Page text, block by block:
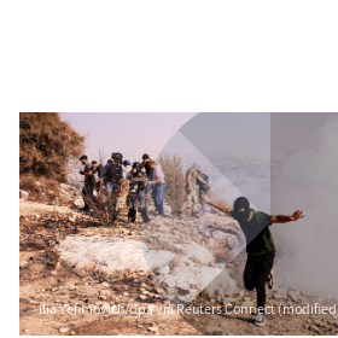
Ilia Yefimovich/dpa via Reuters Connect (modified